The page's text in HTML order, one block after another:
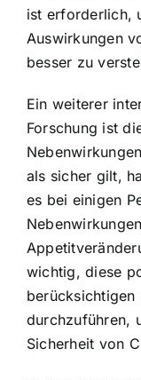
ist erforderlich,
Auswirkungen
besser zu
Ein weiterer
Forschung ist
als sicher gilt,
es bei einigen
wichtig, diese
berücksichtigen
durchzuführen,
Sicherheit von